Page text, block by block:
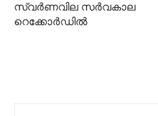
സ്വർണവില സർവകാല
റെക്കോർഡിൽ